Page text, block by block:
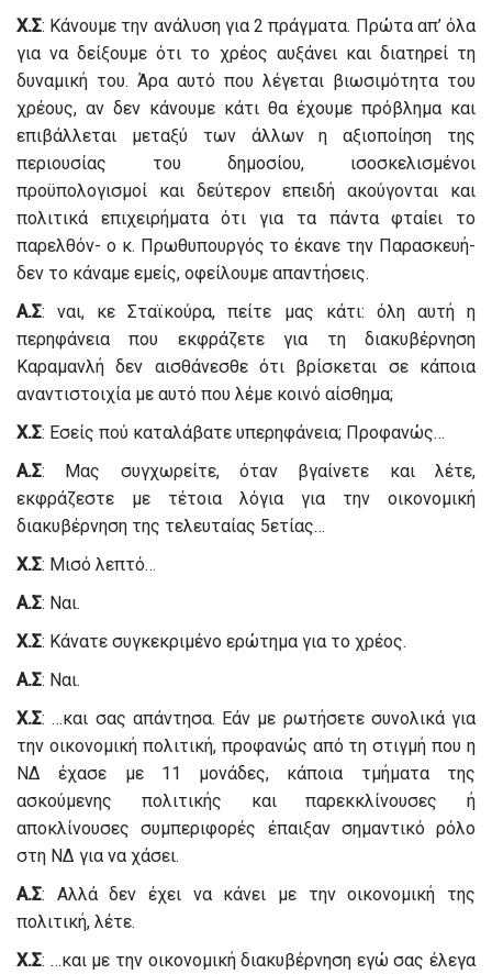
Χ.Σ: Κάνουμε την ανάλυση για 2 πράγματα. Πρώτα απ’ όλα
για να δείξουμε ότι το χρέος αυξάνει και διατηρεί τη
δυναμική του. Άρα αυτό που λέγεται βιωσιμότητα του
χρέους, αν δεν κάνουμε κάτι θα έχουμε πρόβλημα και
επιβάλλεται μεταξύ των άλλων η αξιοποίηση της
περιουσίας του δημοσίου, ισοσκελισμένοι
προϋπολογισμοί και δεύτερον επειδή ακούγονται και
πολιτικά επιχειρήματα ότι για τα πάντα φταίει το
παρελθόν- ο κ. Πρωθυπουργός το έκανε την Παρασκευή-
δεν το κάναμε εμείς, οφείλουμε απαντήσεις.
Α.Σ: ναι, κε Σταϊκούρα, πείτε μας κάτι: όλη αυτή η
περηφάνεια που εκφράζετε για τη διακυβέρνηση
Καραμανλή δεν αισθάνεσθε ότι βρίσκεται σε κάποια
αναντιστοιχία με αυτό που λέμε κοινό αίσθημα;
Χ.Σ: Εσείς πού καταλάβατε υπερηφάνεια; Προφανώς…
Α.Σ: Μας συγχωρείτε, όταν βγαίνετε και λέτε,
εκφράζεστε με τέτοια λόγια για την οικονομική
διακυβέρνηση της τελευταίας 5ετίας…
Χ.Σ: Μισό λεπτό…
Α.Σ: Ναι.
Χ.Σ: Κάνατε συγκεκριμένο ερώτημα για το χρέος.
Α.Σ: Ναι.
Χ.Σ: …και σας απάντησα. Εάν με ρωτήσετε συνολικά για
την οικονομική πολιτική, προφανώς από τη στιγμή που η
ΝΔ έχασε με 11 μονάδες, κάποια τμήματα της
ασκούμενης πολιτικής και παρεκκλίνουσες ή
αποκλίνουσες συμπεριφορές έπαιξαν σημαντικό ρόλο
στη ΝΔ για να χάσει.
Α.Σ: Αλλά δεν έχει να κάνει με την οικονομική της
πολιτική, λέτε.
Χ.Σ: …και με την οικονομική διακυβέρνηση εγώ σας έλεγα